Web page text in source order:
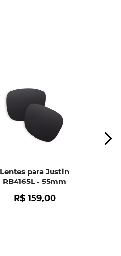
Lentes para Justin
RB4165L - 55mm
R$ 159,00